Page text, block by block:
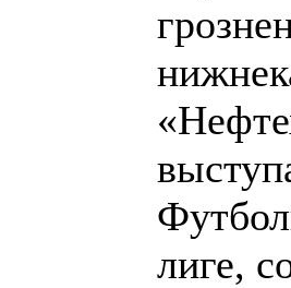
лиге,